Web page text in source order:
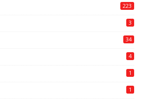
223
3
34
4
1
1